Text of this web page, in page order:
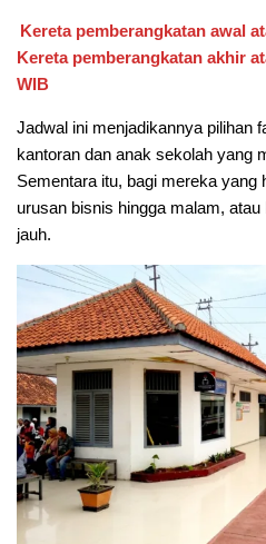
Kereta pemberangkatan awal
Kereta pemberangkatan akhir
WIB
Jadwal ini menjadikannya pilihan
kantoran dan anak sekolah yang
Sementara itu, bagi mereka yang
urusan bisnis hingga malam,
jauh.